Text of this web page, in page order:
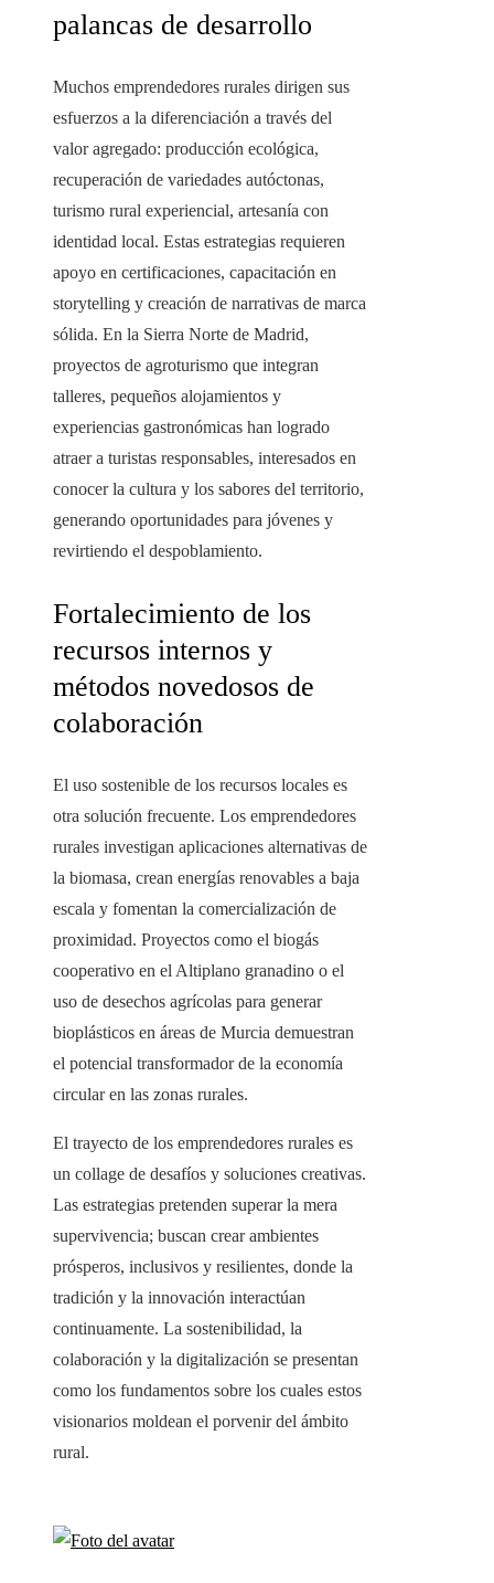
palancas de desarrollo
Muchos emprendedores rurales dirigen sus
esfuerzos a la diferenciación a través del
valor agregado: producción ecológica,
recuperación de variedades autóctonas,
turismo rural experiencial, artesanía con
identidad local. Estas estrategias requieren
apoyo en certificaciones, capacitación en
storytelling y creación de narrativas de marca
sólida. En la Sierra Norte de Madrid,
proyectos de agroturismo que integran
talleres, pequeños alojamientos y
experiencias gastronómicas han logrado
atraer a turistas responsables, interesados en
conocer la cultura y los sabores del territorio,
generando oportunidades para jóvenes y
revirtiendo el despoblamiento.
Fortalecimiento de los
recursos internos y
métodos novedosos de
colaboración
El uso sostenible de los recursos locales es
otra solución frecuente. Los emprendedores
rurales investigan aplicaciones alternativas de
la biomasa, crean energías renovables a baja
escala y fomentan la comercialización de
proximidad. Proyectos como el biogás
cooperativo en el Altiplano granadino o el
uso de desechos agrícolas para generar
bioplásticos en áreas de Murcia demuestran
el potencial transformador de la economía
circular en las zonas rurales.
El trayecto de los emprendedores rurales es
un collage de desafíos y soluciones creativas.
Las estrategias pretenden superar la mera
supervivencia; buscan crear ambientes
prósperos, inclusivos y resilientes, donde la
tradición y la innovación interactúan
continuamente. La sostenibilidad, la
colaboración y la digitalización se presentan
como los fundamentos sobre los cuales estos
visionarios moldean el porvenir del ámbito
rural.